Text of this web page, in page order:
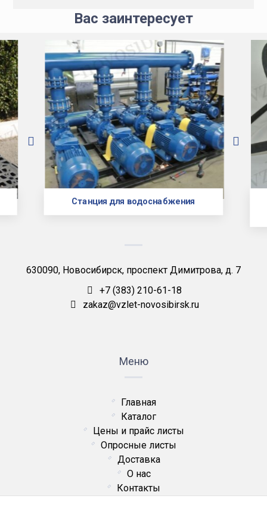
Вас заинтересует
Станция для водоснабжения
630090, Новосибирск, проспект Димитрова, д. 7
+7 (383) 210-61-18
zakaz@vzlet-novosibirsk.ru
Меню
Главная
Каталог
Цены и прайс листы
Опросные листы
Доставка
О нас
Контакты